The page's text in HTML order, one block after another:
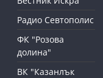
Радио Севтополис
ФК "Розова
долина"
ВК "Казанлък